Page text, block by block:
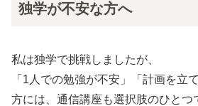
独学が不安な方へ
私は独学で挑戦しましたが、
「1人での勉強が不安」「計画を立
方には、通信講座も選択肢のひとつ